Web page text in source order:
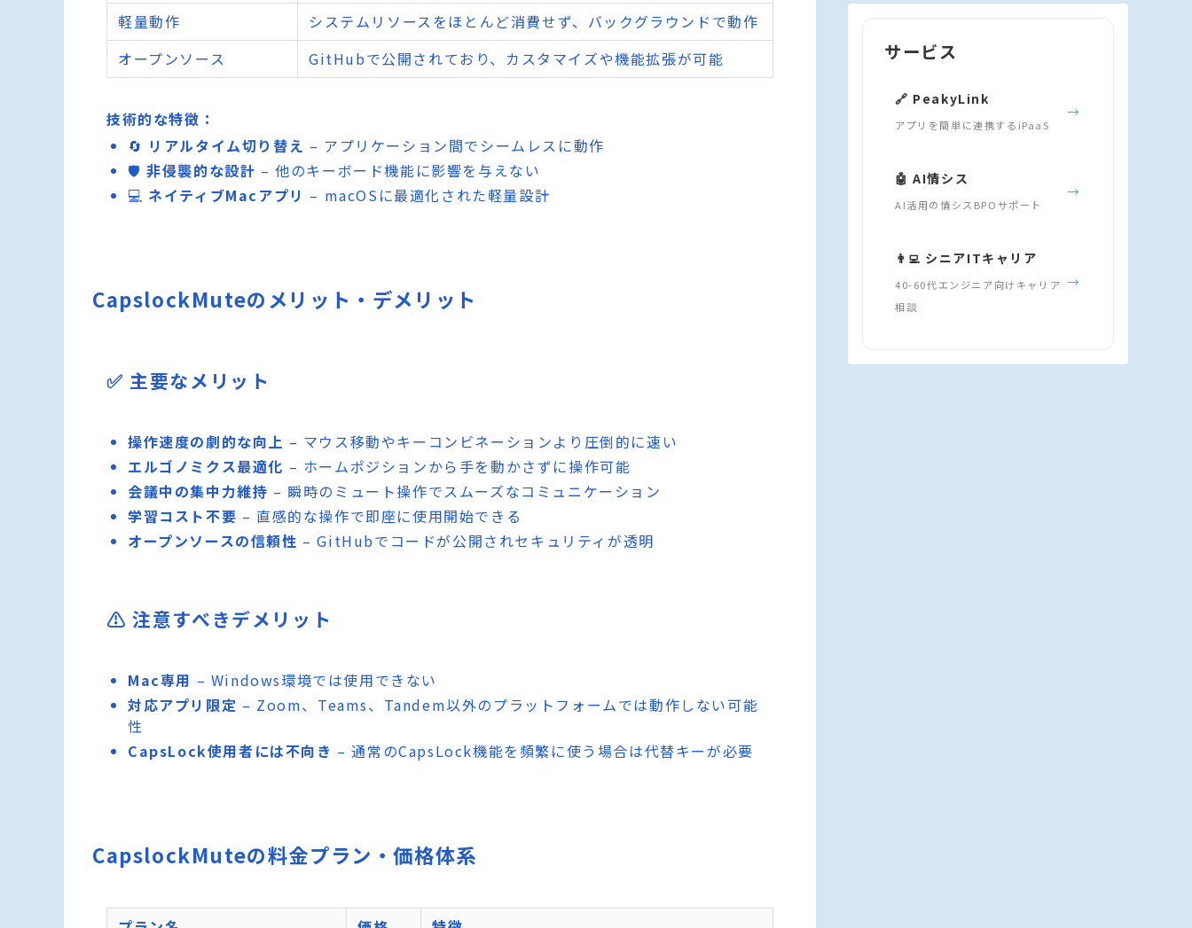
軽量動作
システムリソースをほとんど消費せず、バックグラウンドで動作
オープンソース
GitHubで公開されており、カスタマイズや機能拡張が可能
技術的な特徴：
🔄 リアルタイム切り替え – アプリケーション間でシームレスに動作
🛡️非侵襲的な設計 – 他のキーボード機能に影響を与えない
💻 ネイティブMacアプリ – macOSに最適化された軽量設計
CapslockMuteのメリット・デメリット
✅ 主要なメリット
操作速度の劇的な向上 – マウス移動やキーコンビネーションより圧倒的に速い
エルゴノミクス最適化 – ホームポジションから手を動かさずに操作可能
会議中の集中力維持 – 瞬時のミュート操作でスムーズなコミュニケーション
学習コスト不要 – 直感的な操作で即座に使用開始できる
オープンソースの信頼性 – GitHubでコードが公開されセキュリティが透明
⚠️ 注意すべきデメリット
Mac専用 – Windows環境では使用できない
対応アプリ限定 – Zoom、Teams、Tandem以外のプラットフォームでは動作しない可能
性
CapsLock使用者には不向き – 通常のCapsLock機能を頻繁に使う場合は代替キーが必要
CapslockMuteの料金プラン・価格体系
サービス
🔗 PeakyLink
アプリを簡単に連携するiPaaS
→
🤖 AI情シス
AI活用の情シスBPOサポート
→
👨‍💻 シニアITキャリア
40-60代エンジニア向けキャリア
相談
→